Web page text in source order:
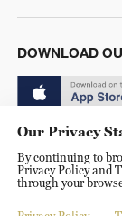
DOWNLOAD
© China Radio
Shijingshan
Our Privacy
By continuing to
Privacy Policy and
through your